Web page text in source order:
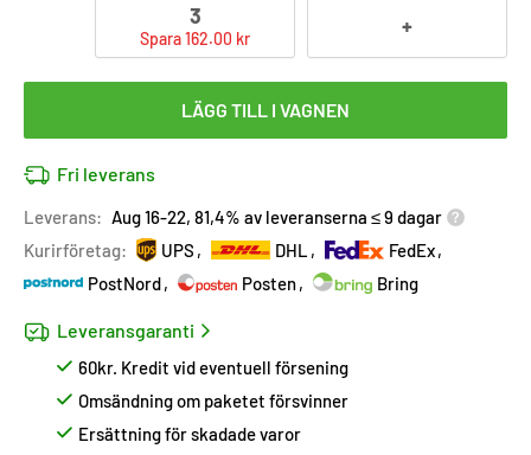
3
Spara 162.00 kr +
LÄGG TILL I VAGNEN
Fri leverans
Leverans: Aug 16-22, 81,4% av leveranserna ≤ 9 dagar
Kurirföretag:
UPS DHL
FedEx
PostNord
Posten Bring
Leveransgaranti
60kr. Kredit vid eventuell försening
Omsändning om paketet försvinner
Ersättning för skadade varor